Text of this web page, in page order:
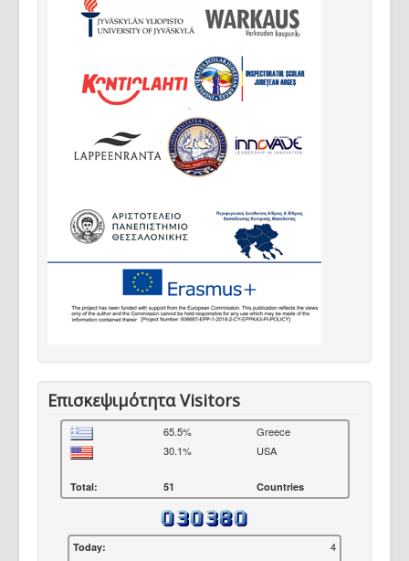
Επισκεψιμότητα Visitors
65.5%
Greece
30.1%
USA
Total: 51 Countries
Today: 4